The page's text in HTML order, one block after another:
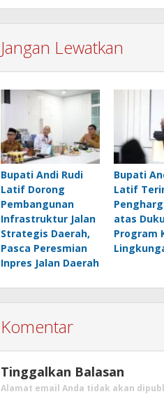
Jangan Lewatkan
Bupati Andi Rudi
Latif Dorong
Pembangunan
Infrastruktur Jalan
Strategis Daerah,
Pasca Peresmian
Inpres Jalan Daerah
Bupati
Latif
atas
Program
Komentar
Tinggalkan Balasan
Alamat email Anda tidak akan